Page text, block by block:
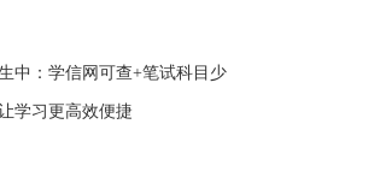
中：学信网可查+笔试科目少
学习更高效便捷